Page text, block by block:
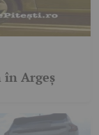
în Argeș